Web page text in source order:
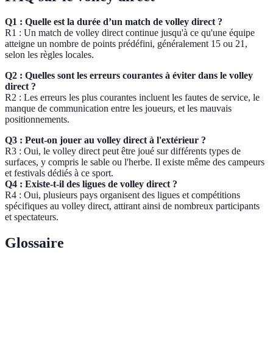
Q1 : Quelle est la durée d’un match de volley direct ?
R1 : Un match de volley direct continue jusqu'à ce qu'une équipe
atteigne un nombre de points prédéfini, généralement 15 ou 21,
selon les règles locales.
Q2 : Quelles sont les erreurs courantes à éviter dans le volley
direct ?
R2 : Les erreurs les plus courantes incluent les fautes de service, le
manque de communication entre les joueurs, et les mauvais
positionnements.
Q3 : Peut-on jouer au volley direct à l'extérieur ?
R3 : Oui, le volley direct peut être joué sur différents types de
surfaces, y compris le sable ou l'herbe. Il existe même des campeurs
et festivals dédiés à ce sport.
Q4 : Existe-t-il des ligues de volley direct ?
R4 : Oui, plusieurs pays organisent des ligues et compétitions
spécifiques au volley direct, attirant ainsi de nombreux participants
et spectateurs.
Glossaire